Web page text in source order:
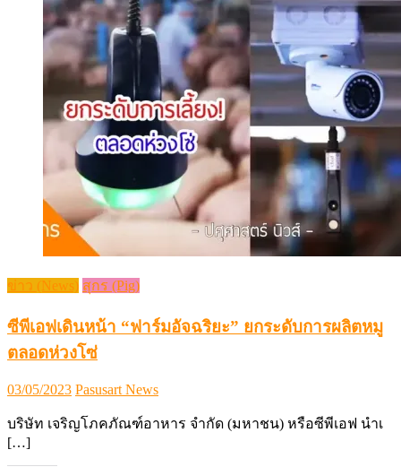
ข่าว (News) สุกร (Pig)
ซีพีเอฟเดินหน้า “ฟาร์มอัจฉริยะ” ยกระดับการผลิตหมู
ตลอดห่วงโซ่
Posted
03/05/2023 Author
Pasusart News
บริษัท เจริญโภคภัณฑ์อาหาร จำกัด (มหาชน) หรือซีพีเอฟ นำเ
[…]